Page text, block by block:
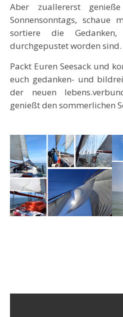
Aber zuallererst
Sonnensonntags,
sortiere die
durchgepustet worden sind.
Packt Euren Seesack und
euch gedanken- und
der neuen
genießt den sommerlichen